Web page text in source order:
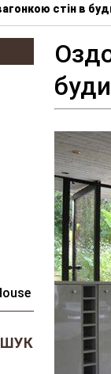
стін в